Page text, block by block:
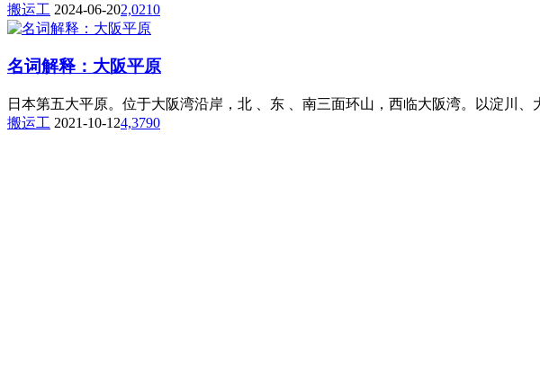
搬运工 2024-06-202,0210
名词解释：大阪平原
日本第五大平原。位于大阪湾沿岸，北 、东 、南三面环山，西临大阪湾。以淀川
搬运工 2021-10-124,3790